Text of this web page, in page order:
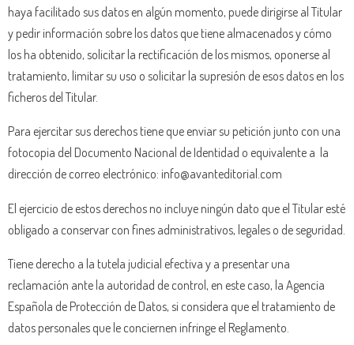
haya facilitado sus datos en algún momento, puede dirigirse al Titular
y pedir información sobre los datos que tiene almacenados y cómo
los ha obtenido, solicitar la rectificación de los mismos, oponerse al
tratamiento, limitar su uso o solicitar la supresión de esos datos en los
ficheros del Titular.
Para ejercitar sus derechos tiene que enviar su petición junto con una
fotocopia del Documento Nacional de Identidad o equivalente a la
dirección de correo electrónico: info@avanteditorial.com
El ejercicio de estos derechos no incluye ningún dato que el Titular esté
obligado a conservar con fines administrativos, legales o de seguridad.
Tiene derecho a la tutela judicial efectiva y a presentar una
reclamación ante la autoridad de control, en este caso, la Agencia
Española de Protección de Datos, si considera que el tratamiento de
datos personales que le conciernen infringe el Reglamento.